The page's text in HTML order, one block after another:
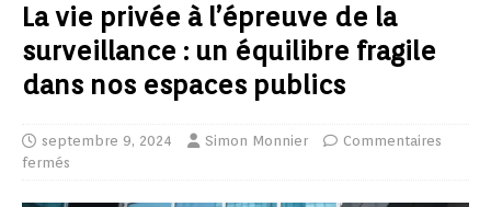
La vie privée à l’épreuve de la
surveillance : un équilibre fragile
dans nos espaces publics
septembre 9, 2024 Simon Monnier
Commentaires
fermés